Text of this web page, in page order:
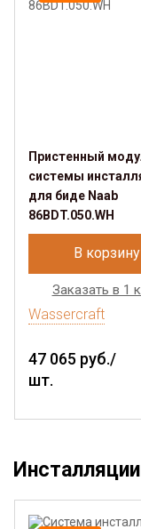
Пристенный
системы
для биде Naab
86BDT.050.WH
В корзину
Заказать в 1
Wassercraft
47 065 руб./
шт.